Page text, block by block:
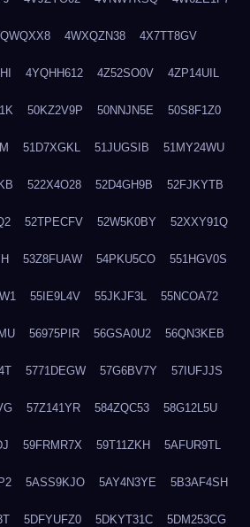
4WXQZN38 4X7TT8GV
4YQHH612 4Z52SO0V 4ZP14UIL
50KZ2V9P 50NNJN5E 50S8F1Z0
51D7XGKL 51JUGSIB 51MY24WU
522X4O28 52D4GH9B 52FJKYTB
52TPECFV 52W5K0BY 52XXY91Q
53Z8FUAW 54PKU5CO 551HGV0S
55IE9L4V 55JKJF3L 55NCOA72
56975PIR 56GSA0U2 56QN3KEB
5771DEGW 57G6BV7Y 57IUFJJS
57Z141YR 584ZQC53 58G12L5U
59FRMR7X 59T11ZKH 5AFUR9TL
5ASS9KJO 5AY4N3YE 5B3AF4SH
5DFYUFZ0 5DKYT31C 5DM253CG